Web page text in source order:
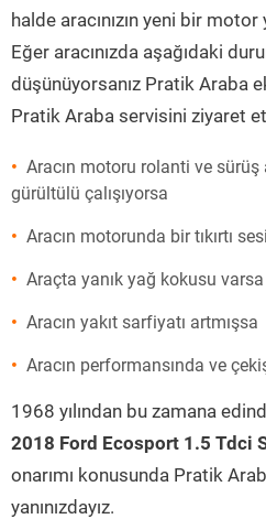
halde aracınızın yeni bir
Eğer aracınızda aşağıdaki
düşünüyorsanız Pratik Araba
Pratik Araba servisini ziyaret
Aracın motoru rolanti ve
gürültülü çalışıyorsa
Aracın motorunda bir tıkırtı
Araçta yanık yağ kokusu varsa
Aracın yakıt sarfiyatı artmışsa
Aracın performansında ve
1968 yılından bu zamana
2018 Ford Ecosport 1.5 Tdci
onarımı konusunda Pratik
yanınızdayız.